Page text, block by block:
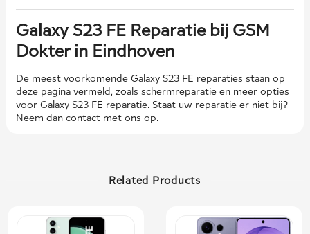
Galaxy S23 FE Reparatie bij GSM
Dokter in Eindhoven
De meest voorkomende Galaxy S23 FE reparaties staan ​​op
deze pagina vermeld, zoals schermreparatie en meer opties
voor Galaxy S23 FE reparatie. Staat uw reparatie er niet bij?
Neem dan contact met ons op.
Related Products